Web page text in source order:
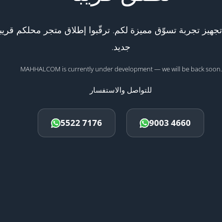
تجربة تسوّق مميزة لكم. ترقّبوا إطلاق متجر محلكم
جديد.
MAHHALCOM is currently under development — we will be back soon.
للتواصل والاستفسار
5522 7176 9003 4660